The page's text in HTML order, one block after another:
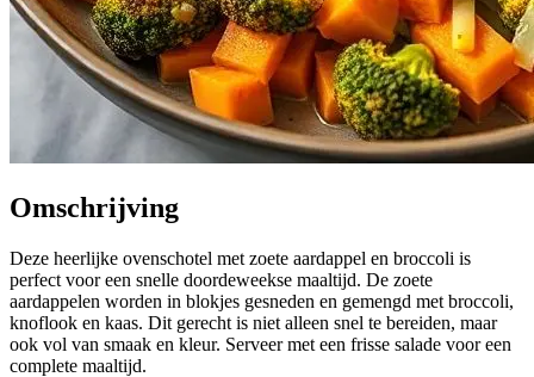
Omschrijving
Deze heerlijke ovenschotel met zoete aardappel en broccoli is
perfect voor een snelle doordeweekse maaltijd. De zoete
aardappelen worden in blokjes gesneden en gemengd met broccoli,
knoflook en kaas. Dit gerecht is niet alleen snel te bereiden, maar
ook vol van smaak en kleur. Serveer met een frisse salade voor een
complete maaltijd.